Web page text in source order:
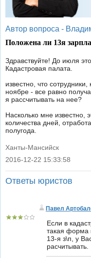
Автор вопроса -
Положена ли 13я
Здравствуйте! До июля
Кадастровая палата.
известно, что
ноябре - все равно
я рассчитывать на нее?
Насколько мне известно,
количества дней,
полугода.
Ханты-Мансийск
|
2016-12-22 15:33:58
Ответы юристов
Павел
Если в
такая форма
13-я з\п, у
расчитывать.